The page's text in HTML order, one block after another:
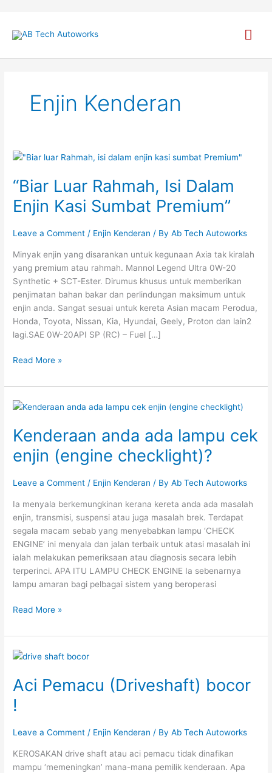
content
Enjin Kenderan
“Biar Luar Rahmah, Isi Dalam
Enjin Kasi Sumbat Premium”
Leave a Comment / Enjin Kenderan / ByAb Tech Autoworks
Minyak enjin yang disarankan untuk kegunaan Axia tak kiralah
yang premium atau rahmah. Mannol Legend Ultra 0W-20
Synthetic + SCT-Ester. Dirumus khusus untuk memberikan
penjimatan bahan bakar dan perlindungan maksimum untuk
enjin anda. Sangat sesuai untuk kereta Asian macam Perodua,
Honda, Toyota, Nissan, Kia, Hyundai, Geely, Proton dan lain2
lagi.SAE 0W-20API SP (RC) – Fuel […]
“Biar
Rahmah,
Dalam
Kasi
Sumbat
Premium”
Read More »
Kenderaan anda ada lampu cek
enjin (engine checklight)?
Leave a Comment / Enjin Kenderan / ByAb Tech Autoworks
Ia menyala berkemungkinan kerana kereta anda ada masalah
enjin, transmisi, suspensi atau juga masalah brek. Terdapat
segala macam sebab yang menyebabkan lampu ‘CHECK
ENGINE’ ini menyala dan jalan terbaik untuk atasi masalah ini
ialah melakukan pemeriksaan atau diagnosis secara lebih
terperinci. APA ITU LAMPU CHECK ENGINE Ia sebenarnya
lampu amaran bagi pelbagai sistem yang beroperasi
Kenderaan
ada
lampu
cek
(engine
checklight)?
Read More »
Aci Pemacu (Driveshaft) bocor
!
Leave a Comment / Enjin Kenderan / ByAb Tech Autoworks
KEROSAKAN drive shaft atau aci pemacu tidak dinafikan
mampu ‘memeningkan’ mana-mana pemilik kenderaan. Apa
Aci
(Driveshaft)
bocor
!